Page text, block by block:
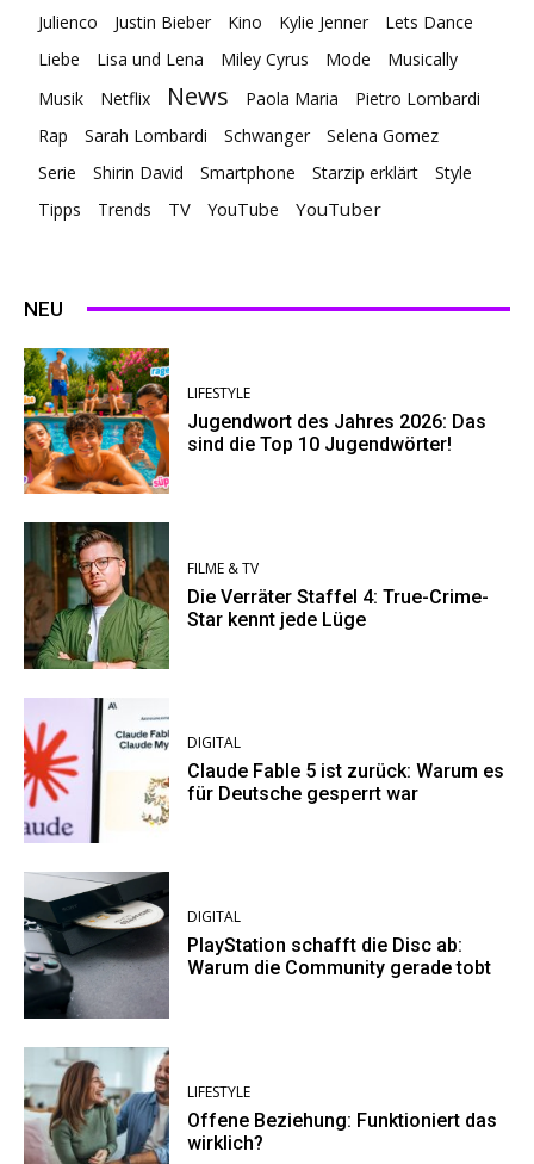
Julienco
Justin Bieber Kino Kylie Jenner
Lets Dance
Liebe
Lisa und Lena Miley Cyrus Mode
Musically
Musik
Netflix News Paola Maria
Pietro Lombardi
Rap
Sarah Lombardi Schwanger
Selena Gomez
Serie
Shirin David Smartphone Starzip erklärt
Style
Tipps
Trends TV YouTube YouTuber
NEU
LIFESTYLE
Jugendwort des Jahres 2026: Das
sind die Top 10 Jugendwörter!
FILME & TV
Die Verräter Staffel 4: True-Crime-
Star kennt jede Lüge
DIGITAL
Claude Fable 5 ist zurück: Warum es
für Deutsche gesperrt war
DIGITAL
PlayStation schafft die Disc ab:
Warum die Community gerade tobt
LIFESTYLE
Offene Beziehung: Funktioniert das
wirklich?